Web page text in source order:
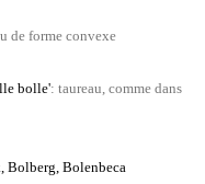
de forme convexe
bolle': taureau, comme dans
Bolberg, Bolenbeca